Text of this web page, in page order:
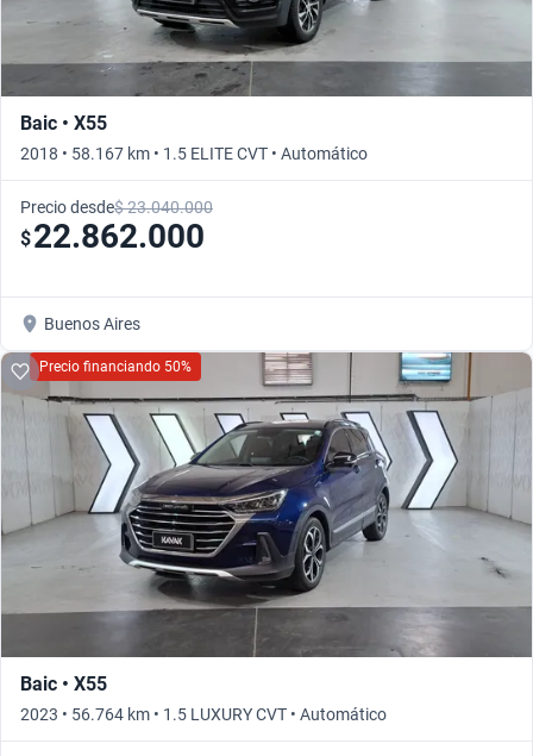
Baic • X55
2018 • 58.167 km • 1.5 ELITE CVT • Automático
Precio desde$ 23.040.000
$22.862.000
Buenos Aires
Precio financiando 50%
Baic • X55
2023 • 56.764 km • 1.5 LUXURY CVT • Automático